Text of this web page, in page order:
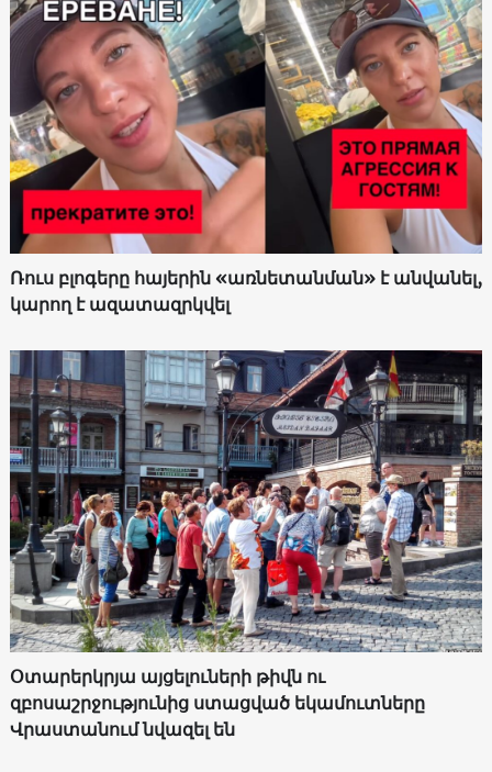
Ռուս բլոգերը հայերին «առնետանման» է անվանել,
կարող է ազատազրկվել
Օտարերկրյա այցելուների թիվն ու
զբոսաշրջությունից ստացված եկամուտները
Վրաստանում նվազել են